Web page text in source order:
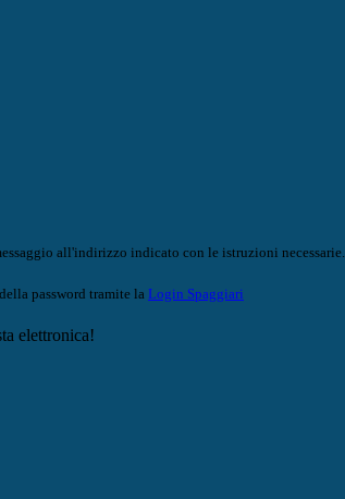
all'indirizzo indicato con le istruzioni necessarie.
password tramite la Login Spaggiari
elettronica!